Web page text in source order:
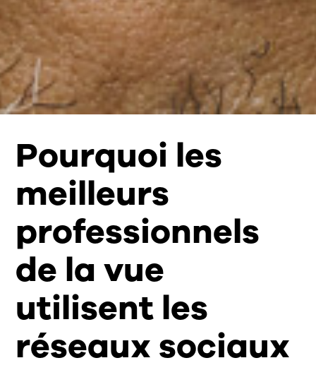
Pourquoi les
meilleurs
professionnels
de la vue
utilisent les
réseaux sociaux